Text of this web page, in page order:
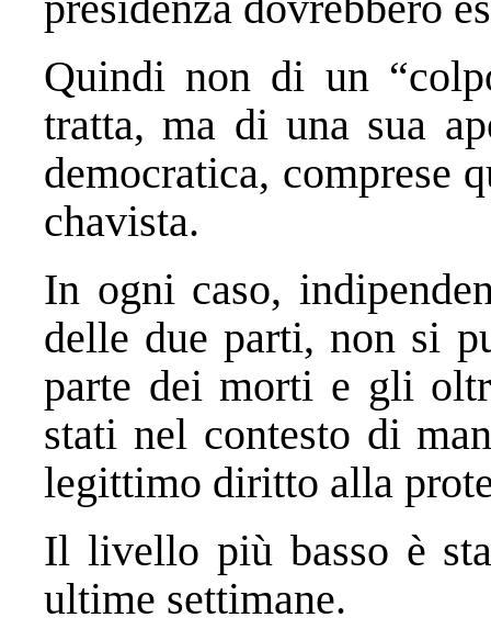
Quindi non di un
tratta, ma di una sua
democratica, comprese
chavista.
In ogni caso,
delle due parti, non si
parte dei morti e gli
stati nel contesto di
legittimo diritto alla
Il livello più basso è
ultime settimane.